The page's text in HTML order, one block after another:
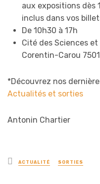
aux expositions dès
inclus dans vos
De 10h30 à 17h
Cité des Sciences
Corentin-Carou
*Découvrez nos
Actualités et sorties
Antonin Chartier
Posted
in
ACTUALITÉ SORTIES